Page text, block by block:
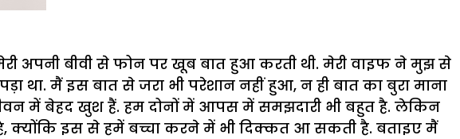
मेरी अपनी बीवी से फोन पर खूब बात हुआ करती थी. मेरी वाइफ ने मुझ से
मैं इस बात से जरा भी परेशान नहीं हुआ, न ही बात का बुरा माना
में बेहद खुश हैं. हम दोनों में आपस में समझदारी भी बहुत है. लेकिन
है, क्योंकि इस से हमें बच्चा करने में भी दिक्कत आ सकती है. बताइए मैं